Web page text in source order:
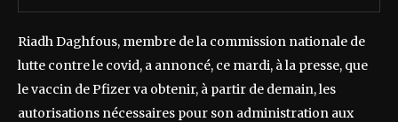
Riadh Daghfous, membre de la commission nationale de
lutte contre le covid, a annoncé, ce mardi, à la presse, que
le vaccin de Pfizer va obtenir, à partir de demain, les
autorisations nécessaires pour son administration aux